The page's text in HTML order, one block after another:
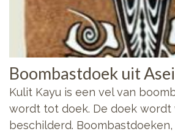
Boombastdoek uit Asei
Kulit Kayu is een vel van
wordt tot doek. De doek wordt
beschilderd.